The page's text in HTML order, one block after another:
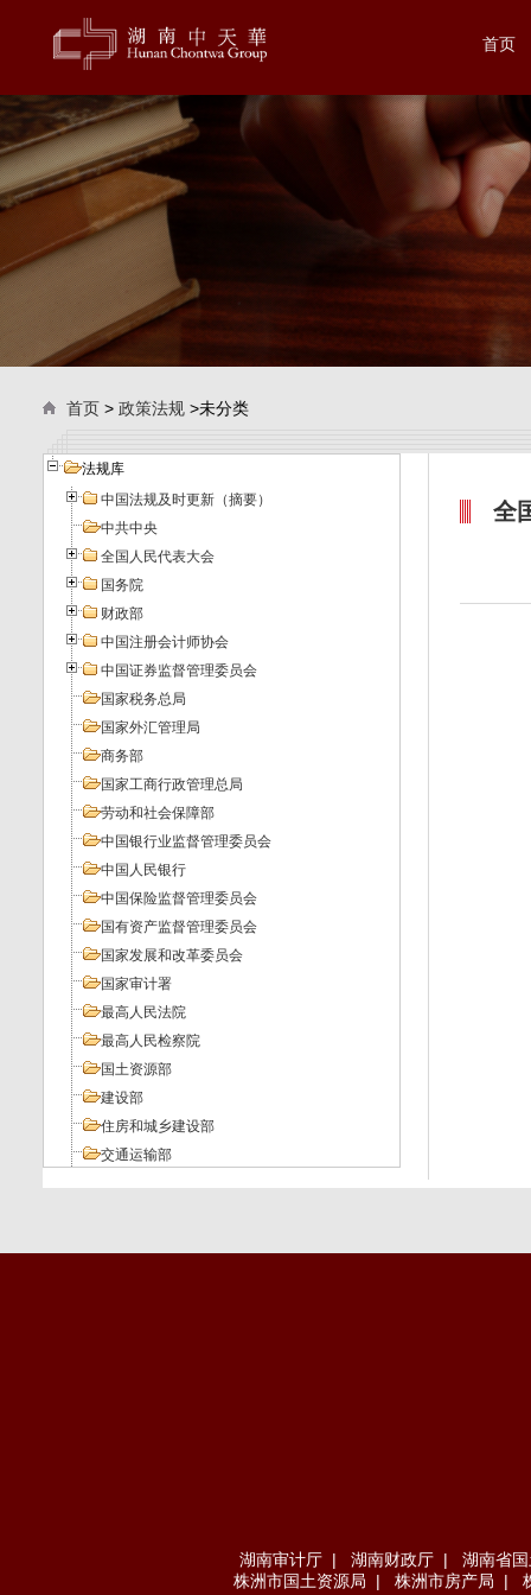
首页
首页> 政策法规>未分类
法规库
中国法规及时更新（摘要）
中共中央
全国人民代表大会
国务院
财政部
中国注册会计师协会
中国证券监督管理委员会
国家税务总局
国家外汇管理局
商务部
国家工商行政管理总局
劳动和社会保障部
中国银行业监督管理委员会
中国人民银行
中国保险监督管理委员会
国有资产监督管理委员会
国家发展和改革委员会
国家审计署
最高人民法院
最高人民检察院
国土资源部
建设部
住房和城乡建设部
交通运输部
全
湖南审计厅 | 湖南财政厅 |
湖南省
株洲市国土资源局
| 株洲市房产局 |